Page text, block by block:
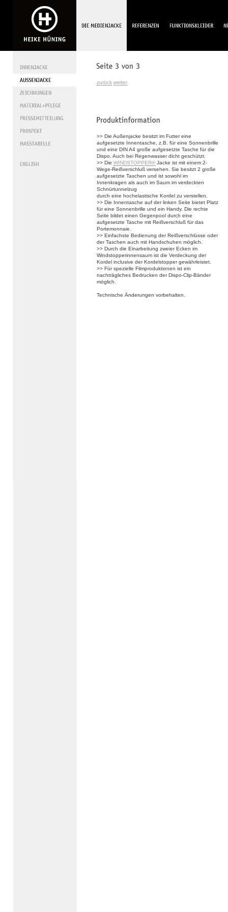
zurück weiter
>> Die Außenjacke besitzt im Futter eine
aufgesetzte Innentasche, z.B. für eine Sonnenbrille
und eine DIN A4 große aufgesetzte Tasche für die
Dispo. Auch bei Regenwasser dicht geschützt.
>> Die WINDSTOPPER® Jacke ist mit einem 2-
Wege-Reißverschluß versehen. Sie besitzt 2 große
aufgesetzte Taschen und ist sowohl im
Innenkragen als auch im Saum im verdeckten
Schnürtunnelzug
durch eine hochelastische Kordel zu verstellen.
>> Die Innentasche auf der linken Seite bietet Platz
für eine Sonnenbrille und ein Handy. Die rechte
Seite bildet einen Gegenpool durch eine
aufgesetzte Tasche mit Reißverschluß für das
Portemonnaie.
>> Einfachste Bedienung der Reißverschlüsse oder
der Taschen auch mit Handschuhen möglich.
>> Durch die Einarbeitung zweier Ecken im
Windstopperinnensaum ist die Verdeckung der
Kordel inclusive der Kordelstopper gewährleistet.
>> Für spezielle Filmproduktionen ist ein
nachträgliches Bedrucken der Dispo-Clip-Bänder
möglich.
Technische Änderungen vorbehalten.